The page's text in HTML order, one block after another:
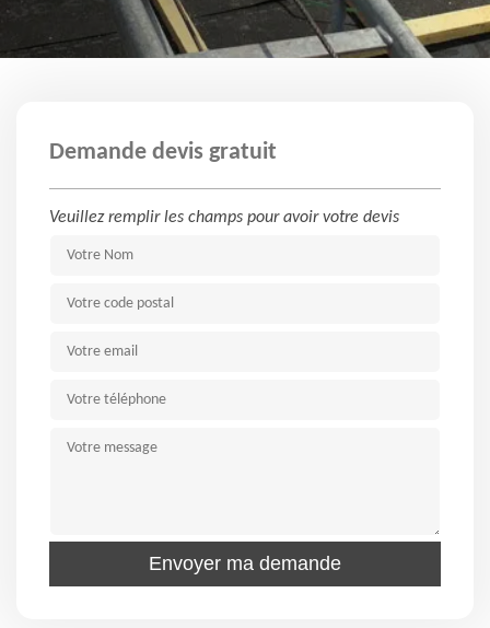
Demande devis gratuit
Veuillez remplir les champs pour avoir votre devis